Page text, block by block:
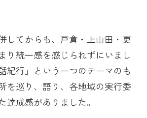
してからも、戸倉・上山田・更
り統一感を感じられずにいまし
紀行」という一つのテーマのも
を巡り、語り、各地域の実行委
達成感がありました。